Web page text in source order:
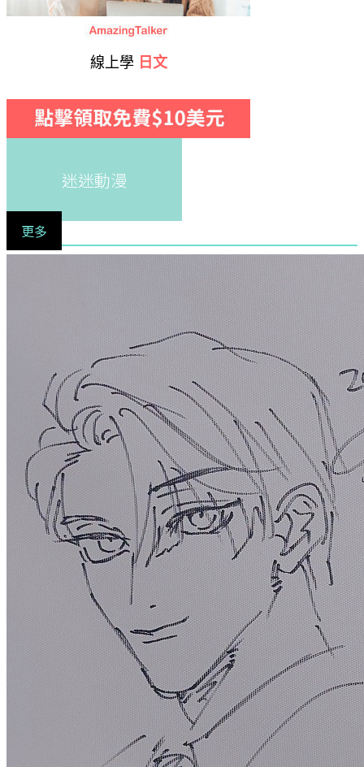
線上學 日文
迷迷動漫
更多